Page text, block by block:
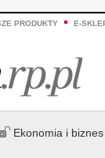
PRODUKTY E-
Ekonomia i biznes